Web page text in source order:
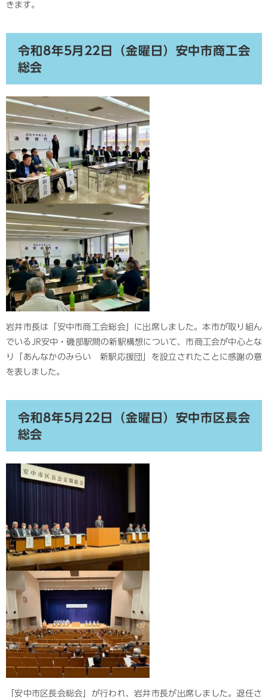
きます。
令和8年5月22日（金曜日）安中市商工会
総会
岩井市長は「安中市商工会総会」に出席しました。本市が取り組ん
でいるJR安中・磯部駅間の新駅構想について、市商工会が中心とな
り「あんなかのみらい 新駅応援団」を設立されたことに感謝の意
を表しました。
令和8年5月22日（金曜日）安中市区長会
総会
「安中市区長会総会」が行われ、岩井市長が出席しました。退任さ